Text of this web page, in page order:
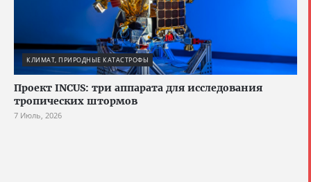
КЛИМАТ, ПРИРОДНЫЕ КАТАСТРОФЫ
Проект INCUS: три аппарата для исследования
тропических штормов
7 Июль, 2026